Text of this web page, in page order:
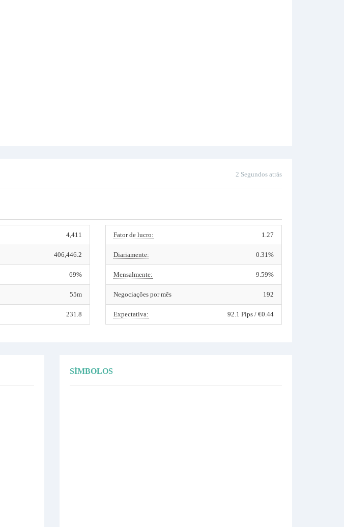
2 Segundos atrás
4,411
406,446.2
69%
55m
231.8
Fator de lucro: 1.27
Diariamente: 0.31%
Mensalmente: 9.59%
Negociações por mês 192
Expectativa: 92.1 Pips / €0.44
SÍMBOLOS